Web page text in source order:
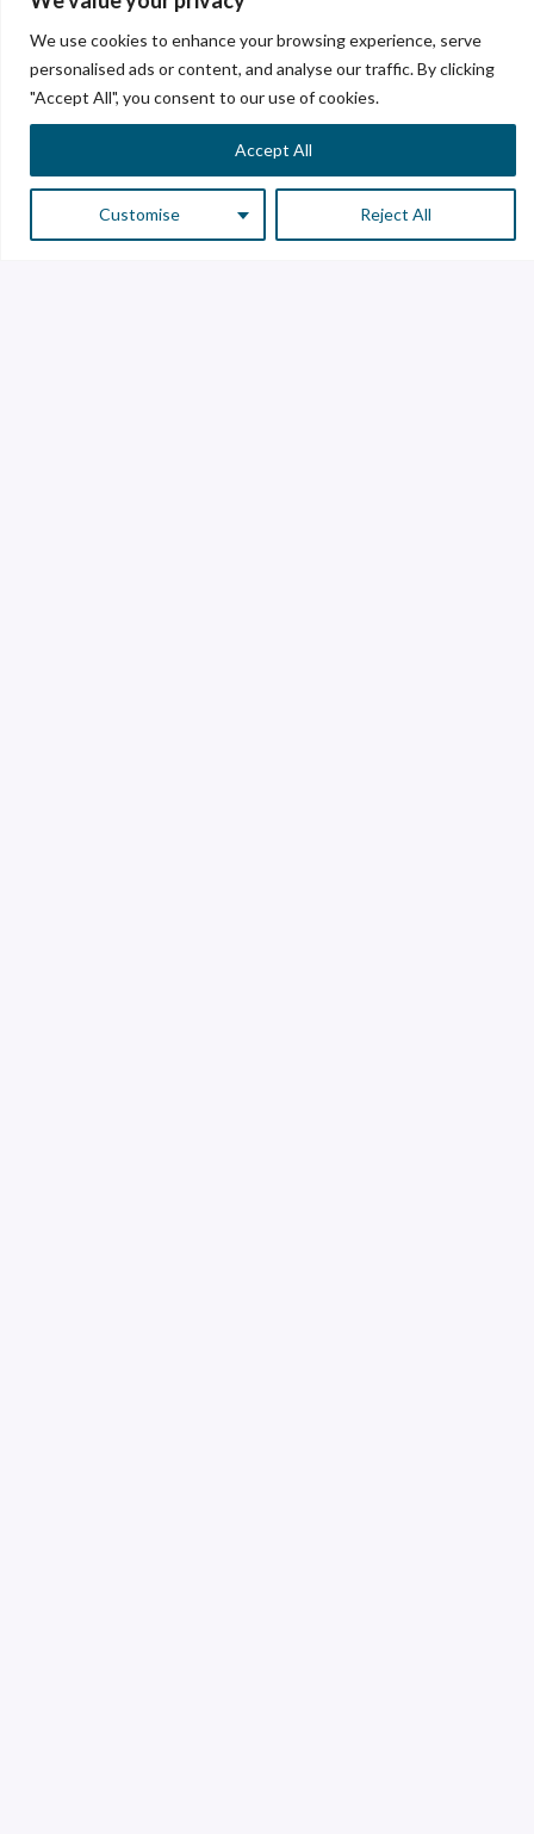
We use cookies to enhance your browsing experience, serve
personalised ads or content, and analyse our traffic. By clicking
"Accept All", you consent to our use of cookies.
Customise Reject All
Accept All
desarrollo de su gente. Considero que cada
día es una oportunidad para aprender,
colaborar y dejar una huella positiva en el
mundo.